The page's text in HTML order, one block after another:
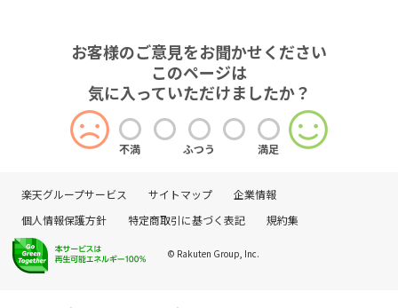
お客様のご意見をお聞かせください
このページは
気に入っていただけましたか？
不満 ふつう 満足
楽天グループサービス サイトマップ
企業情報
個人情報保護方針
特定商取引に基づく表記 規約集
© Rakuten Group, Inc.